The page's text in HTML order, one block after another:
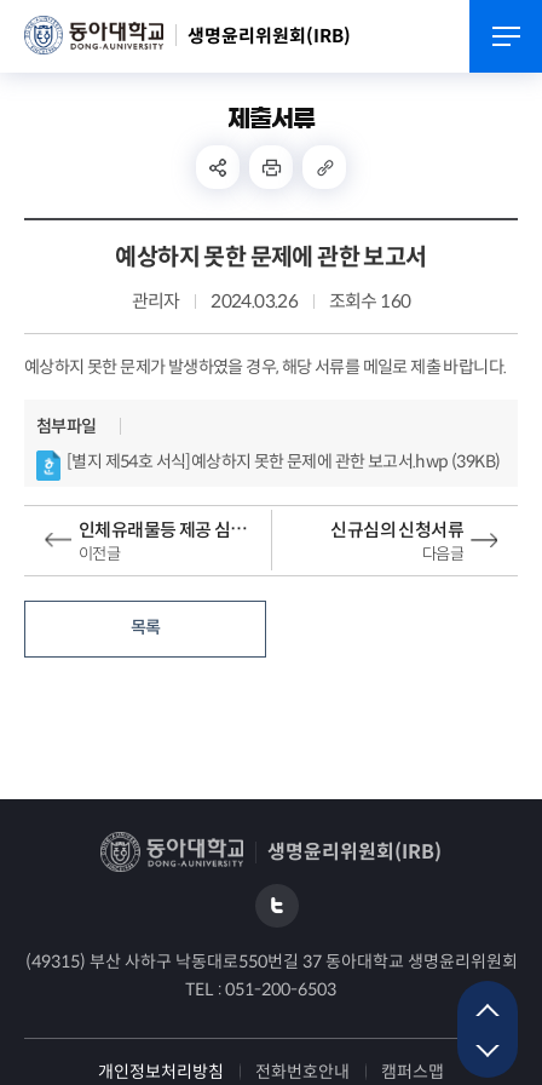
생명윤리위원회(IRB)
제출서류
예상하지 못한 문제에 관한 보고서
관리자 2024.03.26 조회수 160
예상하지 못한 문제가 발생하였을 경우, 해당 서류를 메일로 제출 바랍니다.
첨부파일
[별지 제54호 서식]예상하지 못한 문제에 관한 보고서.hwp (39KB)
이전글
인체유래물등 제공 심의 신청 서류
다음글
신규심의 신청서류
목록
생명윤리위원회(IRB)
(49315) 부산 사하구 낙동대로550번길 37 동아대학교 생명윤리위원회
TEL :051-200-6503
개인정보처리방침 전화번호안내 캠퍼스맵